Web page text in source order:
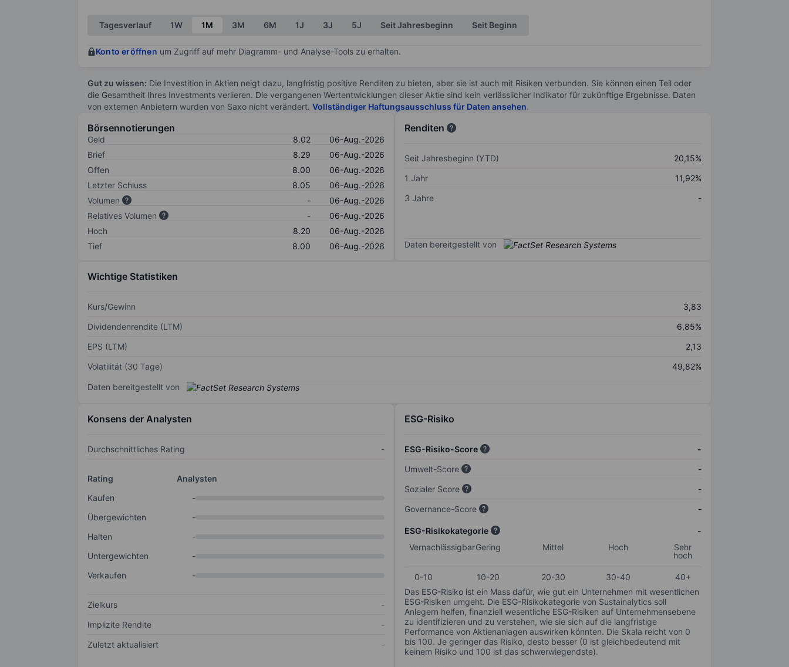
Tagesverlauf 1W 1M 3M 6M 1J 3J 5J Seit Jahresbeginn Seit Beginn
Konto eröffnen um Zugriff auf mehr Diagramm- und Analyse-Tools zu erhalten.
Gut zu wissen: Die Investition in Aktien neigt dazu, langfristig positive Renditen zu bieten, aber sie ist auch mit Risiken verbunden. Sie können einen Teil oder
die Gesamtheit Ihres Investments verlieren. Die vergangenen Wertentwicklungen dieser Aktie sind kein verlässlicher Indikator für zukünftige Ergebnisse. Daten
von externen Anbietern wurden von Saxo nicht verändert. Vollständiger Haftungsausschluss für Daten ansehen.
Börsennotierungen
Geld 8.02
06-Aug.-2026
Brief
8.29
06-Aug.-2026
Offen
8.00
06-Aug.-2026
Letzter Schluss
8.05
06-Aug.-2026
Volumen
-
06-Aug.-2026
Relatives Volumen
-
06-Aug.-2026
Hoch
8.20
06-Aug.-2026
Tief
8.00 06-Aug.-2026
Renditen
Seit Jahresbeginn (YTD)
20,15%
1 Jahr
11,92%
3 Jahre
-
Daten bereitgestellt von
Wichtige Statistiken
Kurs/Gewinn
3,83
Dividendenrendite (LTM)
6,85%
EPS (LTM)
2,13
Volatilität (30 Tage)
49,82%
Daten bereitgestellt von
Konsens der Analysten
Durchschnittliches Rating -
Rating
Analysten
Kaufen
-
Übergewichten
-
Halten
-
Untergewichten
-
Verkaufen
-
Zielkurs
-
Implizite Rendite
-
Zuletzt aktualisiert
-
ESG-Risiko
ESG-Risiko-Score
-
Umwelt-Score
-
Sozialer Score
-
Governance-Score
-
ESG-Risikokategorie
-
VernachlässigbarGering Mittel Hoch
Sehr
hoch
0-10 10-20 20-30 30-40
40+
Das ESG-Risiko ist ein Mass dafür, wie gut ein Unternehmen mit wesentlichen
ESG-Risiken umgeht. Die ESG-Risikokategorie von Sustainalytics soll
Anlegern helfen, finanziell wesentliche ESG-Risiken auf Unternehmensebene
zu identifizieren und zu verstehen, wie sie sich auf die langfristige
Performance von Aktienanlagen auswirken könnten. Die Skala reicht von 0
bis 100. Je geringer das Risiko, desto besser (0 ist gleichbedeutend mit
keinem Risiko und 100 ist das schwerwiegendste).